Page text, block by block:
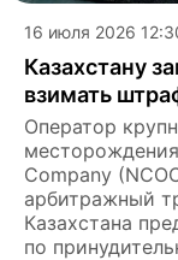
16 июля 2026
Казахстану
взимать
Оператор
Company
арбитражный
Казахстана
по